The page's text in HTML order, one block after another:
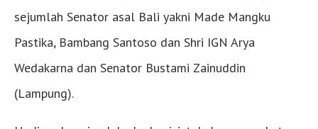
sejumlah Senator asal Bali yakni Made Mangku
Pastika, Bambang Santoso dan Shri IGN Arya
Wedakarna dan Senator Bustami Zainuddin
(Lampung).